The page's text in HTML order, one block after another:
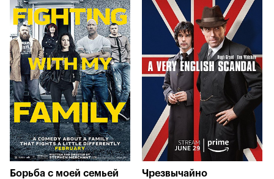
Борьба с моей семьей
Чрезвычайно